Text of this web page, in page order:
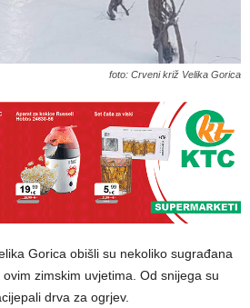
foto: Crveni križ Velika Gorica
Gorica obišli su nekoliko sugrađana
zimskim uvjetima. Od snijega su
drva za ogrjev.